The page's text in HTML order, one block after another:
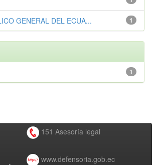
1
GENERAL DEL ECUA...
1
151 Asesoría legal
www.defensoria.gob.ec